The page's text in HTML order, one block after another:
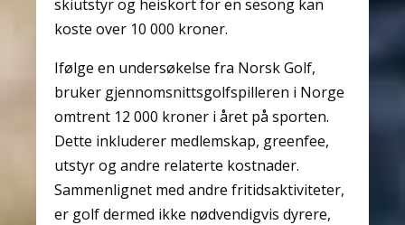
skiutstyr og heiskort for en sesong kan
koste over 10 000 kroner.
Ifølge en undersøkelse fra Norsk Golf,
bruker gjennomsnittsgolfspilleren i Norge
omtrent 12 000 kroner i året på sporten.
Dette inkluderer medlemskap, greenfee,
utstyr og andre relaterte kostnader.
Sammenlignet med andre fritidsaktiviteter,
er golf dermed ikke nødvendigvis dyrere,